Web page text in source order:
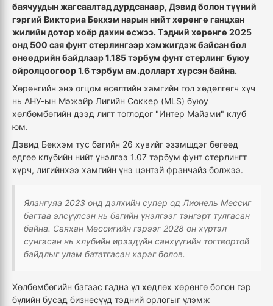
баячуудын жагсаалтад дурдсанаар, Дэвид болон түүний
гэргий Викториа Бекхэм нарын нийт хөрөнгө ганцхан
жилийн дотор хоёр дахин өсжээ. Тэдний хөрөнгө 2025
онд 500 сая фунт стерлингээр хэмжигдэж байсан бол
өнөөдрийн байдлаар 1.185 тэрбум фунт стерлинг буюу
ойролцоогоор 1.6 тэрбум ам.долларт хүрсэн байна.
Хөрөнгийн энэ огцом өсөлтийн хамгийн гол хөдөлгөгч хүч
нь АНУ-ын Мэжэйр Лигийн Соккер (MLS) буюу
хөлбөмбөгийн дээд лигт тоглодог "Интер Майами" клуб
юм.
Дэвид Бекхэм тус багийн 26 хувийг эзэмшдэг бөгөөд
өдгөө клубийн нийт үнэлгээ 1.07 тэрбум фунт стерлингт
хүрч, лигийнхээ хамгийн үнэ цэнтэй франчайз болжээ.
Ялангуяа 2023 онд дэлхийн супер од Лионель Мессиг
багтаа элсүүлсэн нь багийн үнэлгээг тэнгэрт тулгасан
байна. Саяхан Мессигийн гэрээг 2028 он хүртэл
сунгасан нь клубийн ирээдүйн санхүүгийн тогтвортой
байдлыг улам бататгасан хэрэг болов.
Хөлбөмбөгийн багаас гадна үл хөдлөх хөрөнгө болон гэр
бүлийн бусад бизнесүүд тэдний орлогыг үлэмж